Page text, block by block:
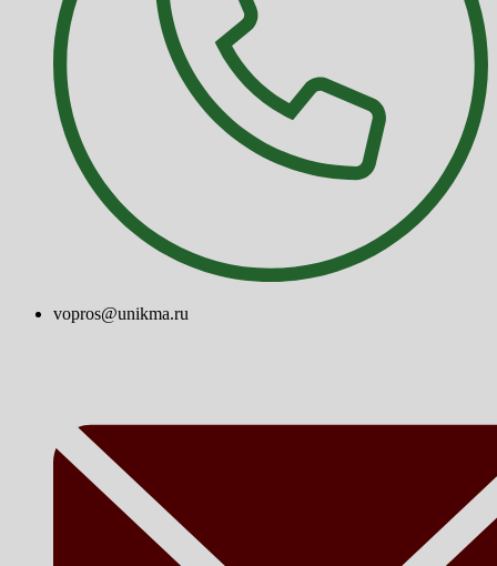
vopros@unikma.ru